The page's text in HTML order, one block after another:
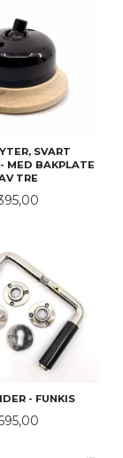
SVART
MED BAKPLATE
TRE
- FUNKIS